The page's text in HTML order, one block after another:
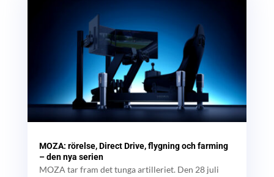
MOZA: rörelse, Direct Drive, flygning och farming
– den nya serien
MOZA tar fram det tunga artilleriet. Den 28 juli